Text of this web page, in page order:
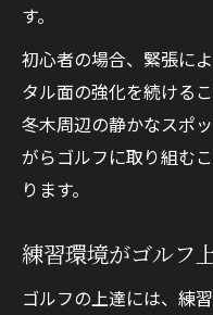
す。
初心者の場合、緊張に
タル面の強化を続ける
冬木周辺の静かなスポ
がらゴルフに取り組む
ります。
練習環境がゴルフ
ゴルフの上達には、練